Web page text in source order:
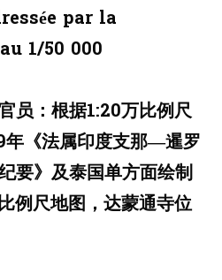
par la
1/50 000
员：根据1:20万比例尺
《法属印度支那—暹罗
要》及泰国单方面绘制
例尺地图，达蒙通寺位